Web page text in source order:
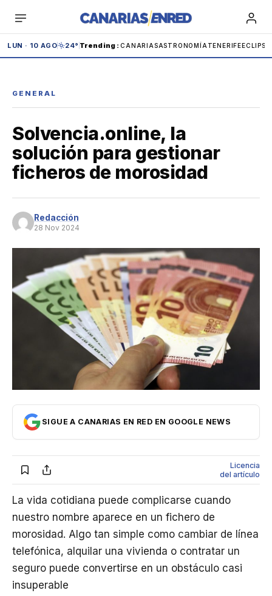
contenido
LUN · 10 AGO 24° Trending :CANARIASASTRONOMÍA TENERIFE
Carnaval Carolina Marín
Andrómeda Anaga Adeje Cabildo
Tenerife
Internacional
Economía
GENERAL
Solvencia.online, la
solución para gestionar
ficheros de morosidad
Redacción
28 Nov 2024
SIGUE A CANARIAS EN RED EN GOOGLE NEWS
Licencia
del artículo
La vida cotidiana puede complicarse cuando
nuestro nombre aparece en un fichero de
morosidad. Algo tan simple como cambiar de línea
telefónica, alquilar una vivienda o contratar un
seguro puede convertirse en un obstáculo casi
insuperable